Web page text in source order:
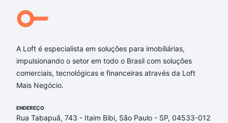
A Loft é especialista em soluções para imobiliárias,
impulsionando o setor em todo o Brasil com soluções
comerciais, tecnológicas e financeiras através da Loft
Mais Negócio.
ENDEREÇO
Rua Tabapuã, 743 - Itaim Bibi, São Paulo - SP, 04533-012